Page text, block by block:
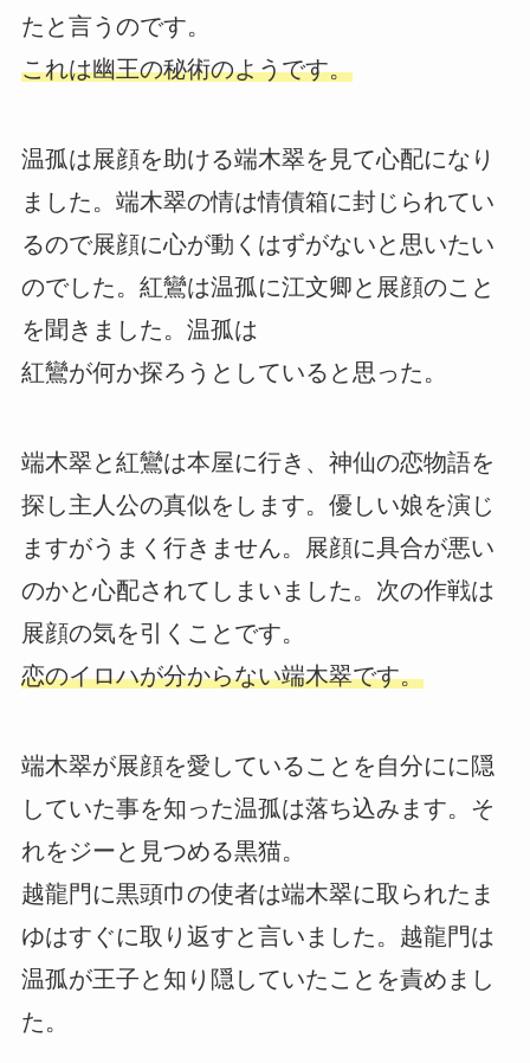
たと言うのです。
これは幽王の秘術のようです。
温孤は展顔を助ける端木翠を見て心配になり
ました。端木翠の情は情債箱に封じられてい
るので展顔に心が動くはずがないと思いたい
のでした。紅鸞は温孤に江文卿と展顔のこと
を聞きました。温孤は
紅鸞が何か探ろうとしていると思った。
端木翠と紅鸞は本屋に行き、神仙の恋物語を
探し主人公の真似をします。優しい娘を演じ
ますがうまく行きません。展顔に具合が悪い
のかと心配されてしまいました。次の作戦は
展顔の気を引くことです。
恋のイロハが分からない端木翠です。
端木翠が展顔を愛していることを自分にに隠
していた事を知った温孤は落ち込みます。そ
れをジーと見つめる黒猫。
越龍門に黒頭巾の使者は端木翠に取られたま
ゆはすぐに取り返すと言いました。越龍門は
温孤が王子と知り隠していたことを責めまし
た。